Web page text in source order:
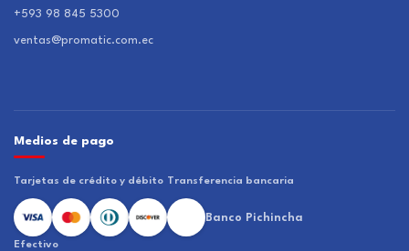
+593 98 845 5300
ventas@promatic.com.ec
Medios de pago
Tarjetas de crédito y débito Transferencia bancaria
Banco Pichincha
Efectivo